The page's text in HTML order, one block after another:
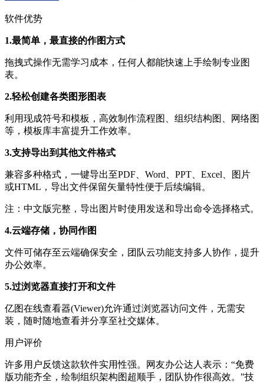
软件优势
1.最简单，最直接的作图方式
拖拽式操作无需学习成本，任何人都能快速上手绘制专业图
表。
2.轻松创建各类图形图表
利用现成符号和模板，高效制作流程图、组织结构图、网络图
等，模板库丰富提升工作效率。
3.支持导出到其他文件格式
兼容多种格式，一键导出至PDF、Word、PPT、Excel、图片
或HTML，导出文件保留矢量特性便于后续编辑。
注：中文版完整，导出图片时使用发送和导出命令选择格式。
4.云端存储，协同作图
文件可储存至云端确保安全，团队云功能支持多人协作，提升
办公效率。
5.过浏览器直接打开和文件
亿图在线查看器(Viewer)允许通过浏览器访问文件，无需安
装，随时随地查看并分享至社交媒体。
用户评价
许多用户反馈这款软件实用性强。网友办公达人表示：“免费
版功能齐全，绘制组织架构图超顺手，团队协作很高效。”技